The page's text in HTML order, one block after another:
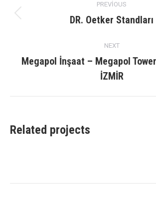
navigation
PREVIOUS
Previous
DR. Oetker Standları
NEXT
Next
project:
Megapol İnşaat – Megapol
İZMİR
Related projects